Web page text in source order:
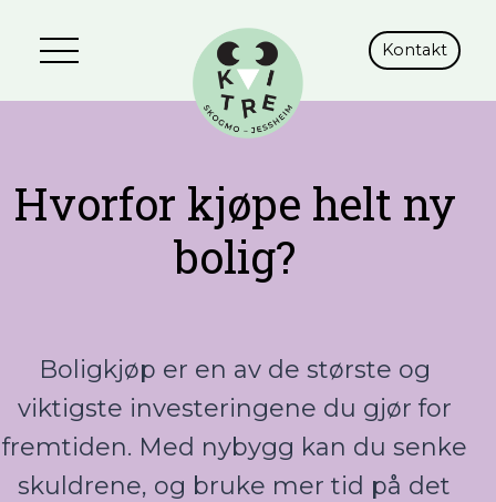
Kontakt
Hvorfor kjøpe helt ny
bolig?
Boligkjøp er en av de største og
viktigste investeringene du gjør for
fremtiden. Med nybygg kan du senke
skuldrene, og bruke mer tid på det